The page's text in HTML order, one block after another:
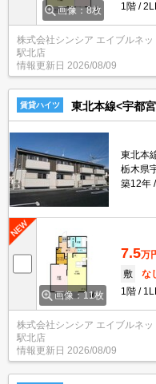
画像：8枚
1階
株式会社シンシア エイブルネ
駅北店
情報更新日 2026/08/09
賃貸ハイツ 東北本線<宇都
東北本
栃木県
築12年
画像：11枚
7.5万
敷
な
1階
株式会社シンシア エイブルネ
駅北店
情報更新日 2026/08/09